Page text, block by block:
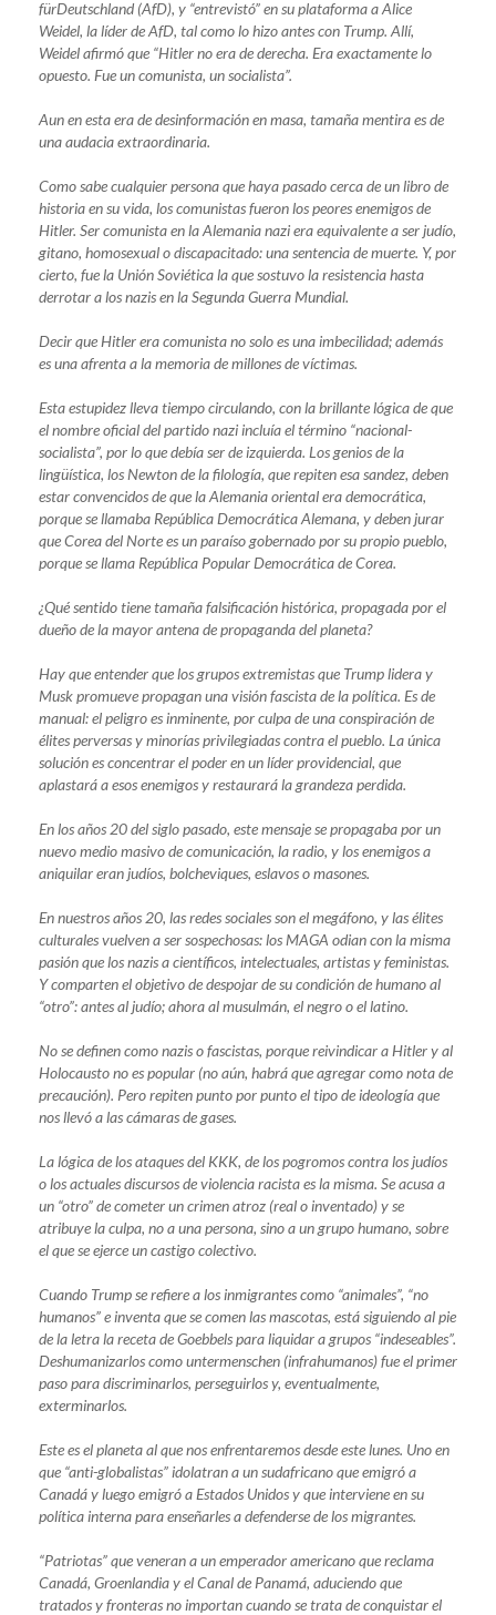
fürDeutschland (AfD), y “entrevistó” en su plataforma a Alice
Weidel, la líder de AfD, tal como lo hizo antes con Trump. Allí,
Weidel afirmó que “Hitler no era de derecha. Era exactamente lo
opuesto. Fue un comunista, un socialista”.
Aun en esta era de desinformación en masa, tamaña mentira es de
una audacia extraordinaria.
Como sabe cualquier persona que haya pasado cerca de un libro de
historia en su vida, los comunistas fueron los peores enemigos de
Hitler. Ser comunista en la Alemania nazi era equivalente a ser judío,
gitano, homosexual o discapacitado: una sentencia de muerte. Y, por
cierto, fue la Unión Soviética la que sostuvo la resistencia hasta
derrotar a los nazis en la Segunda Guerra Mundial.
Decir que Hitler era comunista no solo es una imbecilidad; además
es una afrenta a la memoria de millones de víctimas.
Esta estupidez lleva tiempo circulando, con la brillante lógica de que
el nombre oficial del partido nazi incluía el término “nacional-
socialista”, por lo que debía ser de izquierda. Los genios de la
lingüística, los Newton de la filología, que repiten esa sandez, deben
estar convencidos de que la Alemania oriental era democrática,
porque se llamaba República Democrática Alemana, y deben jurar
que Corea del Norte es un paraíso gobernado por su propio pueblo,
porque se llama República Popular Democrática de Corea.
¿Qué sentido tiene tamaña falsificación histórica, propagada por el
dueño de la mayor antena de propaganda del planeta?
Hay que entender que los grupos extremistas que Trump lidera y
Musk promueve propagan una visión fascista de la política. Es de
manual: el peligro es inminente, por culpa de una conspiración de
élites perversas y minorías privilegiadas contra el pueblo. La única
solución es concentrar el poder en un líder providencial, que
aplastará a esos enemigos y restaurará la grandeza perdida.
En los años 20 del siglo pasado, este mensaje se propagaba por un
nuevo medio masivo de comunicación, la radio, y los enemigos a
aniquilar eran judíos, bolcheviques, eslavos o masones.
En nuestros años 20, las redes sociales son el megáfono, y las élites
culturales vuelven a ser sospechosas: los MAGA odian con la misma
pasión que los nazis a científicos, intelectuales, artistas y feministas.
Y comparten el objetivo de despojar de su condición de humano al
“otro”: antes al judío; ahora al musulmán, el negro o el latino.
No se definen como nazis o fascistas, porque reivindicar a Hitler y al
Holocausto no es popular (no aún, habrá que agregar como nota de
precaución). Pero repiten punto por punto el tipo de ideología que
nos llevó a las cámaras de gases.
La lógica de los ataques del KKK, de los pogromos contra los judíos
o los actuales discursos de violencia racista es la misma. Se acusa a
un “otro” de cometer un crimen atroz (real o inventado) y se
atribuye la culpa, no a una persona, sino a un grupo humano, sobre
el que se ejerce un castigo colectivo.
Cuando Trump se refiere a los inmigrantes como “animales”, “no
humanos” e inventa que se comen las mascotas, está siguiendo al pie
de la letra la receta de Goebbels para liquidar a grupos “indeseables”.
Deshumanizarlos como untermenschen (infrahumanos) fue el primer
paso para discriminarlos, perseguirlos y, eventualmente,
exterminarlos.
Este es el planeta al que nos enfrentaremos desde este lunes. Uno en
que “anti-globalistas” idolatran a un sudafricano que emigró a
Canadá y luego emigró a Estados Unidos y que interviene en su
política interna para enseñarles a defenderse de los migrantes.
“Patriotas” que veneran a un emperador americano que reclama
Canadá, Groenlandia y el Canal de Panamá, aduciendo que
tratados y fronteras no importan cuando se trata de conquistar el